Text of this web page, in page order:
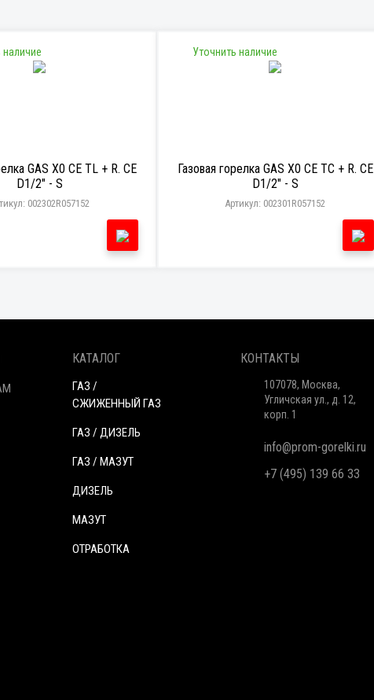
наличие
GAS X0 CE TL + R. CE
D1/2" - S
002302R057152
Уточнить наличие
Газовая горелка GAS X0 CE TC + R. CE
D1/2" - S
Артикул: 002301R057152
КАТАЛОГ
ГАЗ /
СЖИЖЕННЫЙ ГАЗ
ГАЗ / ДИЗЕЛЬ
ГАЗ / МАЗУТ
ДИЗЕЛЬ
МАЗУТ
ОТРАБОТКА
КОНТАКТЫ
107078, Москва,
Угличская ул., д. 12,
корп. 1
info@prom-gorelki.ru
+7 (495) 139 66 33